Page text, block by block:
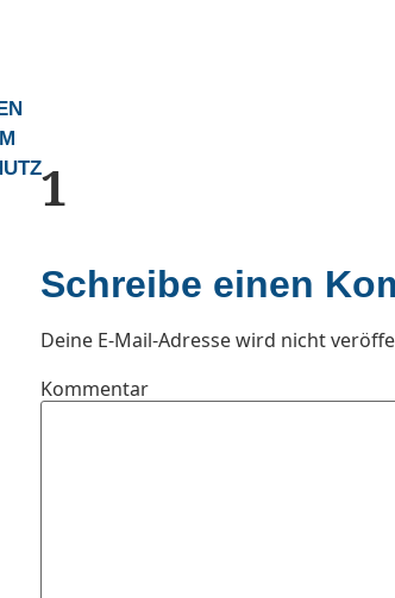
1
Schreibe einen
Deine E-Mail-Adresse wird nicht
Kommentar